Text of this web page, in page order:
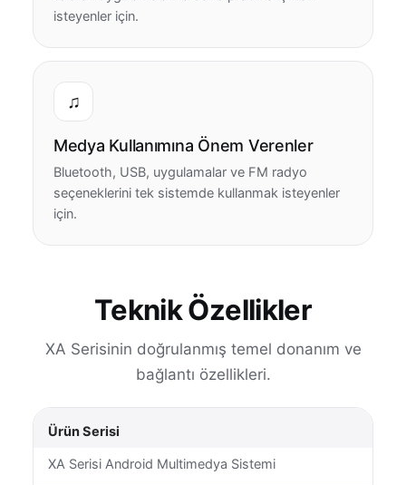
isteyenler için.
♫
Medya Kullanımına Önem Verenler
Bluetooth, USB, uygulamalar ve FM radyo
seçeneklerini tek sistemde kullanmak isteyenler
için.
Teknik Özellikler
XA Serisinin doğrulanmış temel donanım ve
bağlantı özellikleri.
Ürün Serisi
XA Serisi Android Multimedya Sistemi